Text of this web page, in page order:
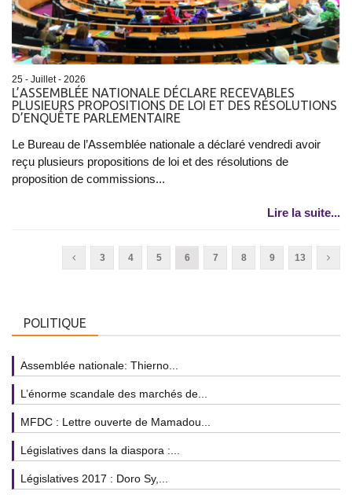
25 - Juillet - 2026
L’ASSEMBLÉE NATIONALE DÉCLARE RECEVABLES
PLUSIEURS PROPOSITIONS DE LOI ET DES RÉSOLUTIONS
D’ENQUÊTE PARLEMENTAIRE
Le Bureau de l’Assemblée nationale a déclaré vendredi avoir
reçu plusieurs propositions de loi et des résolutions de
proposition de commissions...
Lire la suite...
3 4 5 6 7 8 9 13
POLITIQUE
Assemblée nationale: Thierno...
L’énorme scandale des marchés de...
MFDC : Lettre ouverte de Mamadou...
Législatives dans la diaspora :...
Législatives 2017 : Doro Sy,...